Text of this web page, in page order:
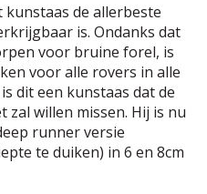
de allerbeste
is. Ondanks dat
voor bruine forel, is
voor alle rovers in alle
dit een kunstaas dat de
willen missen. Hij is nu
runner versie
te duiken) in 6 en 8cm